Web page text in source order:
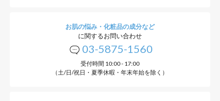
お肌の悩み・化粧品の成分など
に関するお問い合わせ
03-5875-1560
受付時間 10:00 - 17:00
（土/日/祝日・夏季休暇・年末年始を除く）